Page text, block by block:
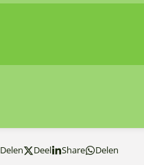
Delen Deel Share Delen